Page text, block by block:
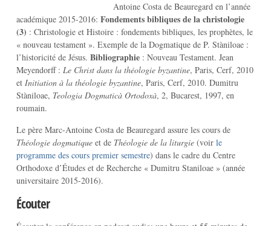
Antoine Costa de Beauregard en l’année
académique 2015-2016: Fondements bibliques de la christologie
(3) : Christologie et Histoire : fondements bibliques, les prophètes, le
« nouveau testament ». Exemple de la Dogmatique de P. Stàniloae :
l’historicité de Jésus. Bibliographie : Nouveau Testament. Jean
Meyendorff : Le Christ dans la théologie byzantine, Paris, Cerf, 2010
et Initiation à la théologie byzantine, Paris, Cerf, 2010. Dumitru
Stàniloae, Teologia Dogmaticà Ortodoxà, 2, Bucarest, 1997, en
roumain.
Le père Marc-Antoine Costa de Beauregard assure les cours de
Théologie dogmatiqueet de Théologie de la liturgie(voir le
programme des cours premier semestre) dans le cadre du Centre
Orthodoxe d’Études et de Recherche « Dumitru Staniloae » (année
universitaire 2015-2016).
Écouter